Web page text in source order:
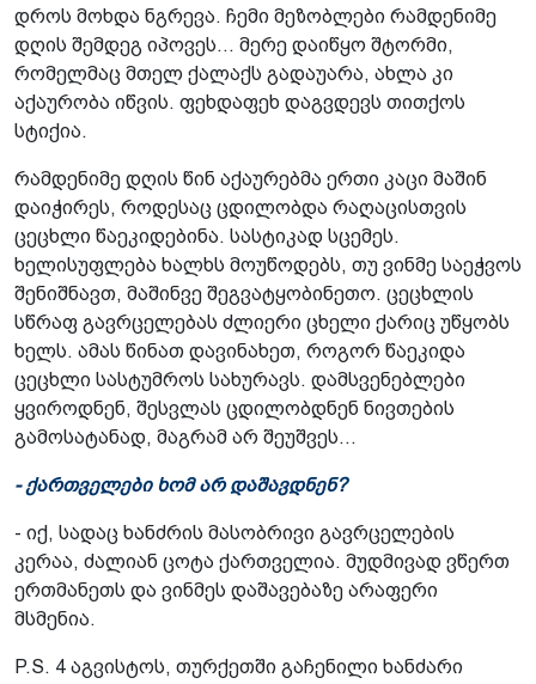
დროს მოხდა ნგრევა. ჩემი მეზობლები რამდენიმე
დღის შემდეგ იპოვეს... მერე დაიწყო შტორმი,
რომელმაც მთელ ქალაქს გადაუარა, ახლა კი
აქაურობა იწვის. ფეხდაფეხ დაგვდევს თითქოს
სტიქია.
რამდენიმე დღის წინ აქაურებმა ერთი კაცი მაშინ
დაიჭირეს, როდესაც ცდილობდა რაღაცისთვის
ცეცხლი წაეკიდებინა. სასტიკად სცემეს.
ხელისუფლება ხალხს მოუწოდებს, თუ ვინმე საეჭვოს
შენიშნავთ, მაშინვე შეგვატყობინეთო. ცეცხლის
სწრაფ გავრცელებას ძლიერი ცხელი ქარიც უწყობს
ხელს. ამას წინათ დავინახეთ, როგორ წაეკიდა
ცეცხლი სასტუმროს სახურავს. დამსვენებლები
ყვიროდნენ, შესვლას ცდილობდნენ ნივთების
გამოსატანად, მაგრამ არ შეუშვეს...
- ქართველები ხომ არ დაშავდნენ?
- იქ, სადაც ხანძრის მასობრივი გავრცელების
კერაა, ძალიან ცოტა ქართველია. მუდმივად ვწერთ
ერთმანეთს და ვინმეს დაშავებაზე არაფერი
მსმენია.
P.S. 4 აგვისტოს, თურქეთში გაჩენილი ხანძარი